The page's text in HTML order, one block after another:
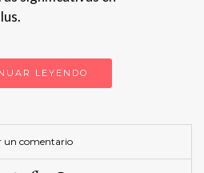
LEYENDO
un comentario